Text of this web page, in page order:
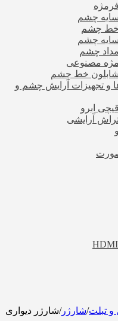
فرمژه
سایه چشم
خط چشم
سایه چشم
مداد چشم
مژه مصنوعی
شابلون خط چشم
و تجهیزات آرایش چشم و
قیچی ابرو
آرایشی
و تبلت/شارژر/شارژر دیواری